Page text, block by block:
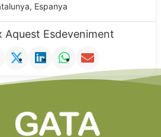
Espanya
Aquest Esdeveniment